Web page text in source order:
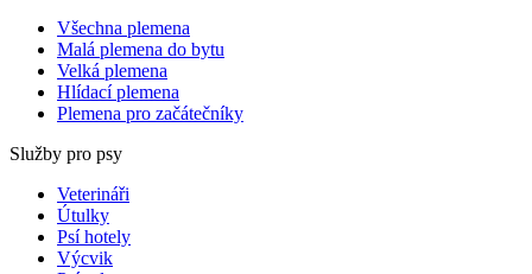
Všechna plemena
Malá plemena do bytu
Velká plemena
Hlídací plemena
Plemena pro začátečníky
Služby pro psy
Veterináři
Útulky
Psí hotely
Výcvik